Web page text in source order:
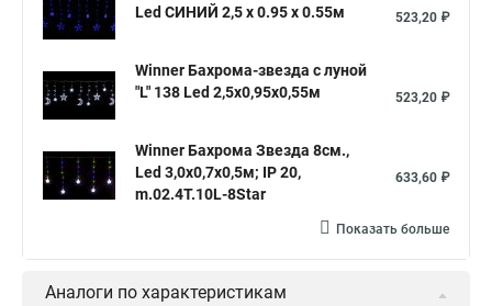
Led СИНИЙ 2,5 x 0.95 x 0.55м
523,20 ₽
Winner Бахрома-звезда с луной
"L" 138 Led 2,5х0,95х0,55м
523,20 ₽
Winner Бахрома Звезда 8см.,
Led 3,0х0,7х0,5м; IP 20,
m.02.4T.10L-8Star
633,60 ₽
Показать больше
Аналоги по характеристикам